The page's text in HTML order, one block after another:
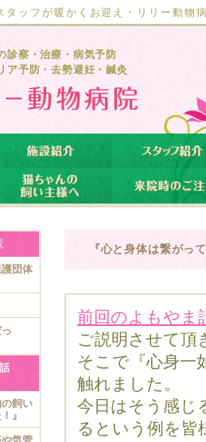
タッフが暖かくお迎え・リリー動物
診察・治療・病気予防
ア予防・去勢避妊・鍼灸
『心と身体は繋がっ
前回のよもやま
ご説明させて頂
そこで『心身一
触れました。
今日はそう感じ
るという例を
護団体
の飼い
』